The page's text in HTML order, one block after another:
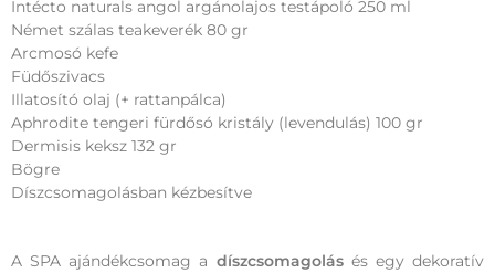
Intécto naturals angol argánolajos testápoló 250 ml
Német szálas teakeverék 80 gr
Arcmosó kefe
Füdőszivacs
Illatosító olaj (+ rattanpálca)
Aphrodite tengeri fürdősó kristály (levendulás) 100 gr
Dermisis keksz 132 gr
Bögre
Díszcsomagolásban kézbesítve
A SPA ajándékcsomag a díszcsomagolásés egy dekoratív